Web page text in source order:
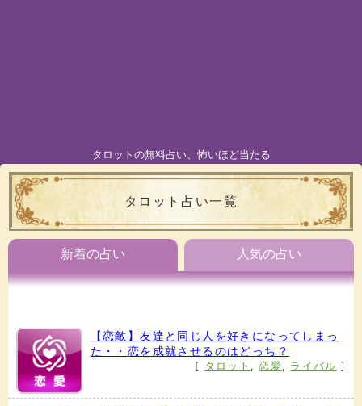
タロットの無料占い、怖いほど当たる
タロット占い一覧
新着の占い 人気の占い
【恋敵】友達と同じ人を好きになってしまっ
た・・恋を成就させるのはどっち？
[ タロット ,恋愛, ライバル ]